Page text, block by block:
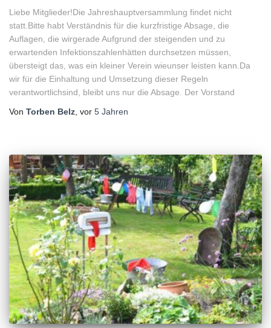
Liebe Mitglieder!Die Jahreshauptversammlung findet nicht
statt.Bitte habt Verständnis für die kurzfristige Absage, die
Auflagen, die wirgerade Aufgrund der steigenden und zu
erwartenden Infektionszahlenhätten durchsetzen müssen,
übersteigt das, was ein kleiner Verein wieunser leisten kann.Da
wir für die Einhaltung und Umsetzung dieser Regeln
verantwortlichsind, bleibt uns nur die Absage. Der Vorstand
Von Torben Belz, vor 5 Jahren